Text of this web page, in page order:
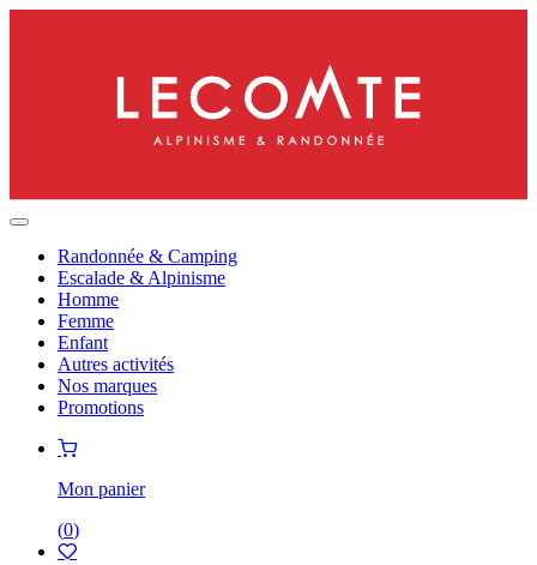
Randonnée & Camping
Escalade & Alpinisme
Homme
Femme
Enfant
Autres activités
Nos marques
Promotions
Mon panier
(0)